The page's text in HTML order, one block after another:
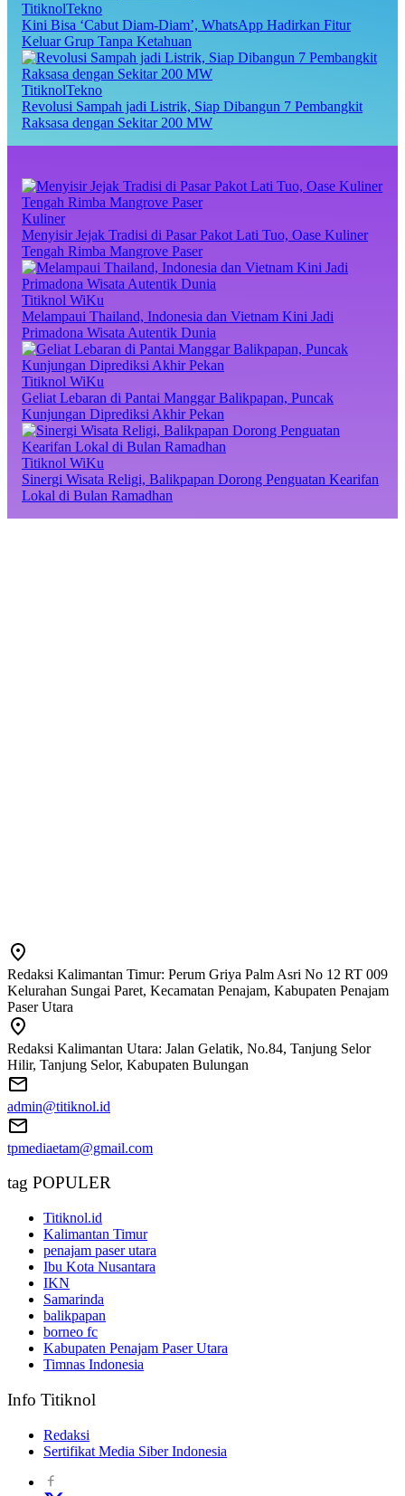
TitiknolTekno
Kini Bisa ‘Cabut Diam-Diam’, WhatsApp Hadirkan Fitur
Keluar Grup Tanpa Ketahuan
TitiknolTekno
Revolusi Sampah jadi Listrik, Siap Dibangun 7 Pembangkit
Raksasa dengan Sekitar 200 MW
Kuliner
Menyisir Jejak Tradisi di Pasar Pakot Lati Tuo, Oase Kuliner
Tengah Rimba Mangrove Paser
Titiknol WiKu
Melampaui Thailand, Indonesia dan Vietnam Kini Jadi
Primadona Wisata Autentik Dunia
Titiknol WiKu
Geliat Lebaran di Pantai Manggar Balikpapan, Puncak
Kunjungan Diprediksi Akhir Pekan
Titiknol WiKu
Sinergi Wisata Religi, Balikpapan Dorong Penguatan Kearifan
Lokal di Bulan Ramadhan
Redaksi Kalimantan Timur: Perum Griya Palm Asri No 12 RT 009
Kelurahan Sungai Paret, Kecamatan Penajam, Kabupaten Penajam
Paser Utara
Redaksi Kalimantan Utara: Jalan Gelatik, No.84, Tanjung Selor
Hilir, Tanjung Selor, Kabupaten Bulungan
admin@titiknol.id
tpmediaetam@gmail.com
tag POPULER
Titiknol.id
Kalimantan Timur
penajam paser utara
Ibu Kota Nusantara
IKN
Samarinda
balikpapan
borneo fc
Kabupaten Penajam Paser Utara
Timnas Indonesia
Info Titiknol
Redaksi
Sertifikat Media Siber Indonesia